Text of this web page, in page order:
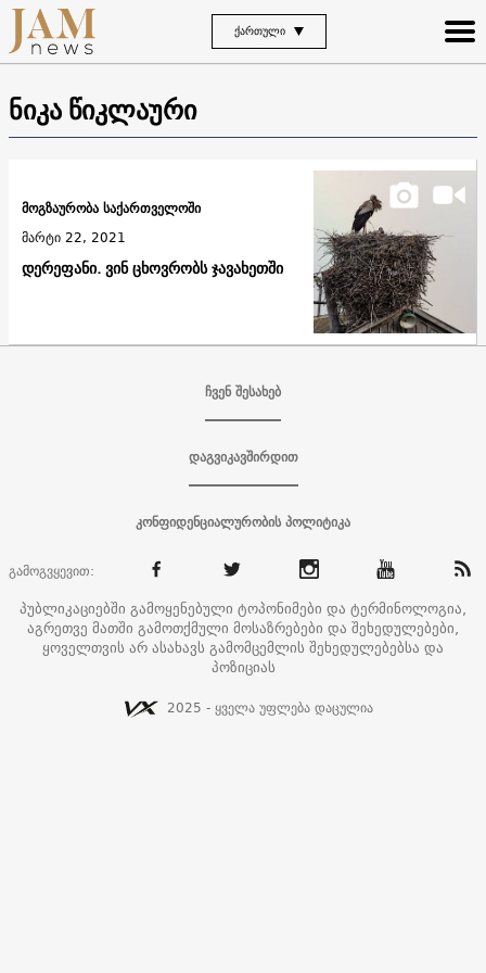
ᲥᲐᲠᲗᲣᲚᲘ
ნიკა წიკლაური
დერეფანი. ვინ ცხოვრობს ჯავახეთში
მოგზაურობა საქართველოში
მარტი 22, 2021
ჩვენ შესახებ
დაგვიკავშირდით
კონფიდენციალურობის პოლიტიკა
გამოგვყევით:
პუბლიკაციებში გამოყენებული ტოპონიმები და ტერმინოლოგია,
აგრეთვე მათში გამოთქმული მოსაზრებები და შეხედულებები,
ყოველთვის არ ასახავს გამომცემლის შეხედულებებსა და
პოზიციას
2025 - ყველა უფლება დაცულია